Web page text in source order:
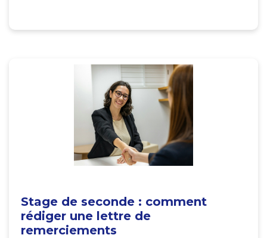
Stage de seconde : comment
rédiger une lettre de
remerciements